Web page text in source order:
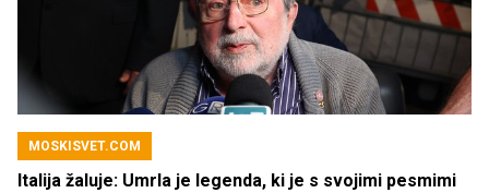
MOSKISVET.COM
Italija žaluje: Umrla je legenda, ki je s svojimi pesmimi